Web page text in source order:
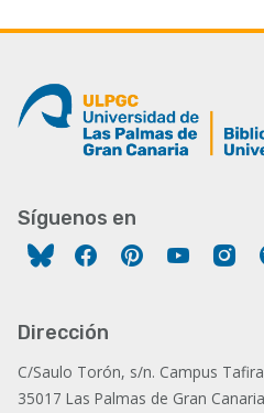
Síguenos en
FacebookPinterestYouTube
Dirección
C/Saulo Torón, s/n. Campus Tafira
35017 Las Palmas de Gran Canaria